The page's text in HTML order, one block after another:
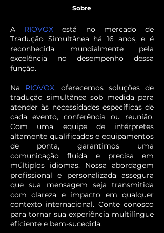
Sobre
A RIOVOX está no mercado de
Tradução Simultânea há 16 anos, e é
reconhecida mundialmente pela
excelência no desempenho dessa
função.
Na RIOVOX, oferecemos soluções de
tradução simultânea sob medida para
atender às necessidades específicas de
cada evento, conferência ou reunião.
Com uma equipe de intérpretes
altamente qualificados e equipamentos
de ponta, garantimos uma
comunicação fluida e precisa em
múltiplos idiomas. Nossa abordagem
profissional e personalizada assegura
que sua mensagem seja transmitida
com clareza e impacto em qualquer
contexto internacional. Conte conosco
para tornar sua experiência multilíngue
eficiente e bem-sucedida.